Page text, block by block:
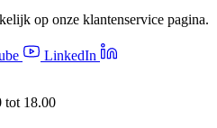
op onze klantenservice pagina.
LinkedIn
tot 18.00